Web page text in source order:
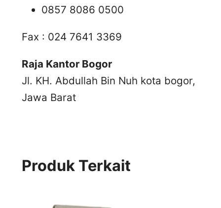
0857 8086 0500
Fax : 024 7641 3369
Raja Kantor Bogor
Jl. KH. Abdullah Bin Nuh kota bogor,
Jawa Barat
Produk Terkait